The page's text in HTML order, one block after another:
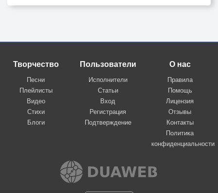
Творчество
Песни
Плейлисты
Видео
Стихи
Блоги
Пользователи
Исполнители
Статьи
Вход
Регистрация
Подтверждение
О нас
Правила
Помощь
Лицензия
Отзывы
Контакты
Политика
конфиденциальности